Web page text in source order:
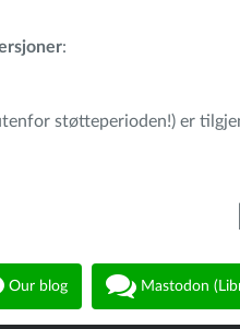
:
støtteperioden!) er
Our blog Mastodon